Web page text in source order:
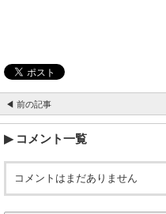
◀ 前の記事
コメント一覧
コメントはまだありません